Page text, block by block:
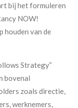
bij het formuleren
NOW!
houden van de
Strategy”
bovenal
zoals directie,
werknemers,